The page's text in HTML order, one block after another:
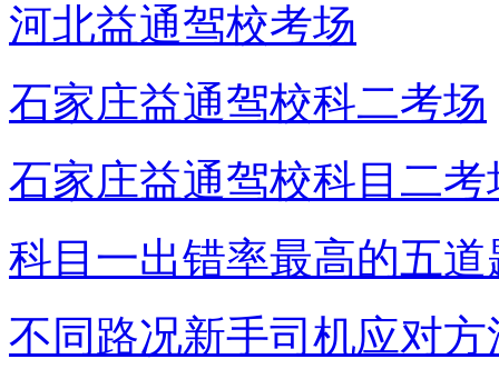
河北益通驾校考场
石家庄益通驾校科二考场
石家庄益通驾校科目二考
科目一出错率最高的五道
不同路况新手司机应对方